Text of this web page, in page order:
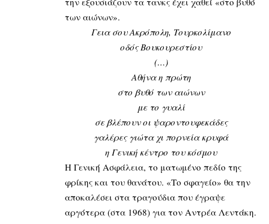
των αιώνων».
Γεια σου Ακρόπολη, Τουρκολίμανο
οδός Βουκουρεστίου
(…)
Αθήνα η πρώτη
στο βυθό των αιώνων
με το γυαλί
σε βλέπουν οι ψαροντουφεκάδες
γαλέρες γιώτα χι πορνεία κρυφά
η Γενική κέντρο του κόσμου
Η Γενική Ασφάλεια, το ματωμένο πεδίο της
φρίκης και του θανάτου. «Το σφαγείο» θα την
αποκαλέσει στα τραγούδια που έγραψε
αργότερα (στα 1968) για τον Αντρέα Λεντάκη.